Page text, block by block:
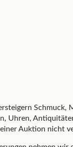
Schmuck,
Uhren,
Auktion nicht